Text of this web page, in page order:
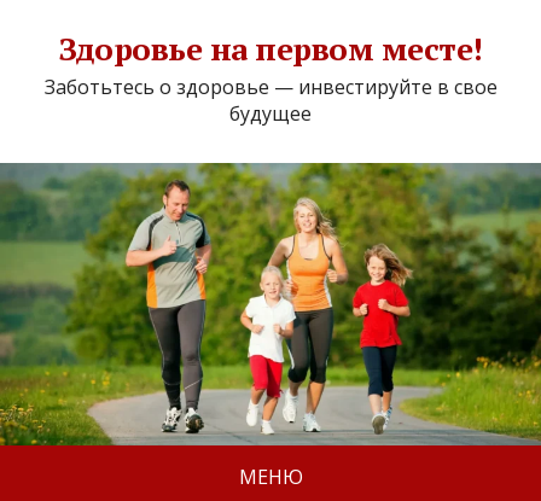
Здоровье на первом месте!
Заботьтесь о здоровье — инвестируйте в свое
будущее
МЕНЮ